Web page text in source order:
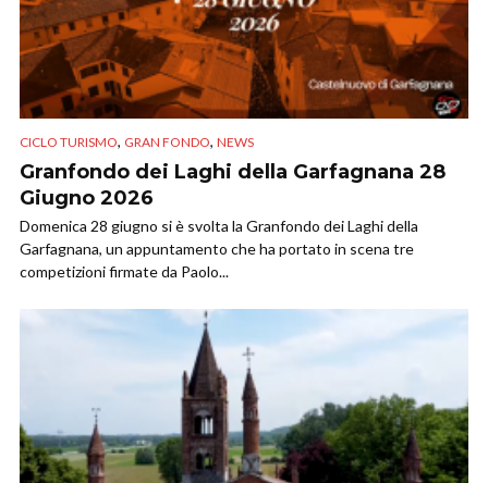
CICLO TURISMO, GRAN FONDO, NEWS
Granfondo dei Laghi della Garfagnana 28
Giugno 2026
Domenica 28 giugno si è svolta la Granfondo dei Laghi della
Garfagnana, un appuntamento che ha portato in scena tre
competizioni firmate da Paolo...